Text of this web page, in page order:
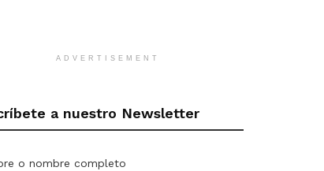
ADVERTISEMENT
a nuestro Newsletter
o nombre completo